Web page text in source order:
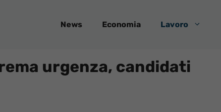
News Economia Lavoro
urgenza, candidati